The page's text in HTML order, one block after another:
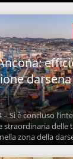
– Si è concluso
straordinaria delle
zona della